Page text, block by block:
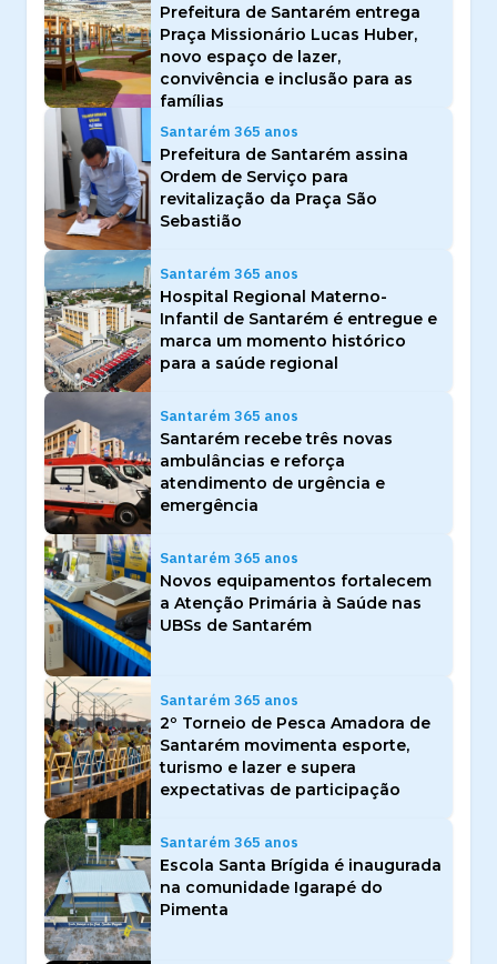
Prefeitura de Santarém entrega
Praça Missionário Lucas Huber,
novo espaço de lazer,
convivência e inclusão para as
famílias
Santarém 365 anos
Prefeitura de Santarém assina
Ordem de Serviço para
revitalização da Praça São
Sebastião
Santarém 365 anos
Hospital Regional Materno-
Infantil de Santarém é entregue e
marca um momento histórico
para a saúde regional
Santarém 365 anos
Santarém recebe três novas
ambulâncias e reforça
atendimento de urgência e
emergência
Santarém 365 anos
Novos equipamentos fortalecem
a Atenção Primária à Saúde nas
UBSs de Santarém
Santarém 365 anos
2º Torneio de Pesca Amadora de
Santarém movimenta esporte,
turismo e lazer e supera
expectativas de participação
Santarém 365 anos
Escola Santa Brígida é inaugurada
na comunidade Igarapé do
Pimenta